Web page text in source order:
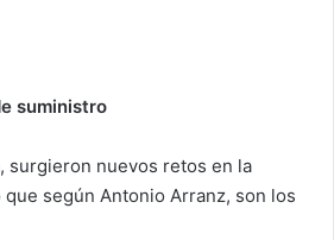
suministro
surgieron nuevos retos en la
según Antonio Arranz, son los